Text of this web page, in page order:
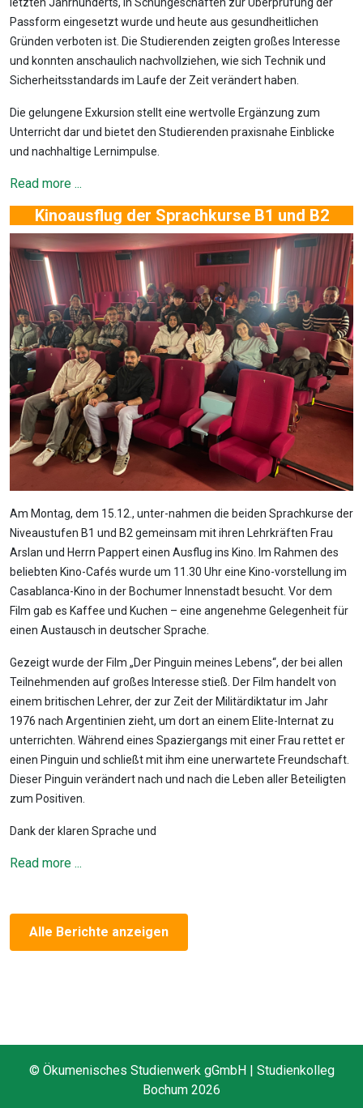
Passform eingesetzt wurde und heute aus gesundheitlichen
Gründen verboten ist. Die Studierenden zeigten großes Interesse
und konnten anschaulich nachvollziehen, wie sich Technik und
Sicherheitsstandards im Laufe der Zeit verändert haben.
Die gelungene Exkursion stellt eine wertvolle Ergänzung zum
Unterricht dar und bietet den Studierenden praxisnahe Einblicke
und nachhaltige Lernimpulse.
Read more ...
Kinoausflug der Sprachkurse B1 und B2
Am Montag, dem 15.12., unter-nahmen die beiden Sprachkurse der
Niveaustufen B1 und B2 gemeinsam mit ihren Lehrkräften Frau
Arslan und Herrn Pappert einen Ausflug ins Kino. Im Rahmen des
beliebten Kino-Cafés wurde um 11.30 Uhr eine Kino-vorstellung im
Casablanca-Kino in der Bochumer Innenstadt besucht. Vor dem
Film gab es Kaffee und Kuchen – eine angenehme Gelegenheit für
einen Austausch in deutscher Sprache.
Gezeigt wurde der Film „Der Pinguin meines Lebens“, der bei allen
Teilnehmenden auf großes Interesse stieß. Der Film handelt von
einem britischen Lehrer, der zur Zeit der Militärdiktatur im Jahr
1976 nach Argentinien zieht, um dort an einem Elite-Internat zu
unterrichten. Während eines Spaziergangs mit einer Frau rettet er
einen Pinguin und schließt mit ihm eine unerwartete Freundschaft.
Dieser Pinguin verändert nach und nach die Leben aller Beteiligten
zum Positiven.
Dank der klaren Sprache und
Read more ...
Alle Berichte anzeigen
© Ökumenisches Studienwerk gGmbH | Studienkolleg
Bochum 2026